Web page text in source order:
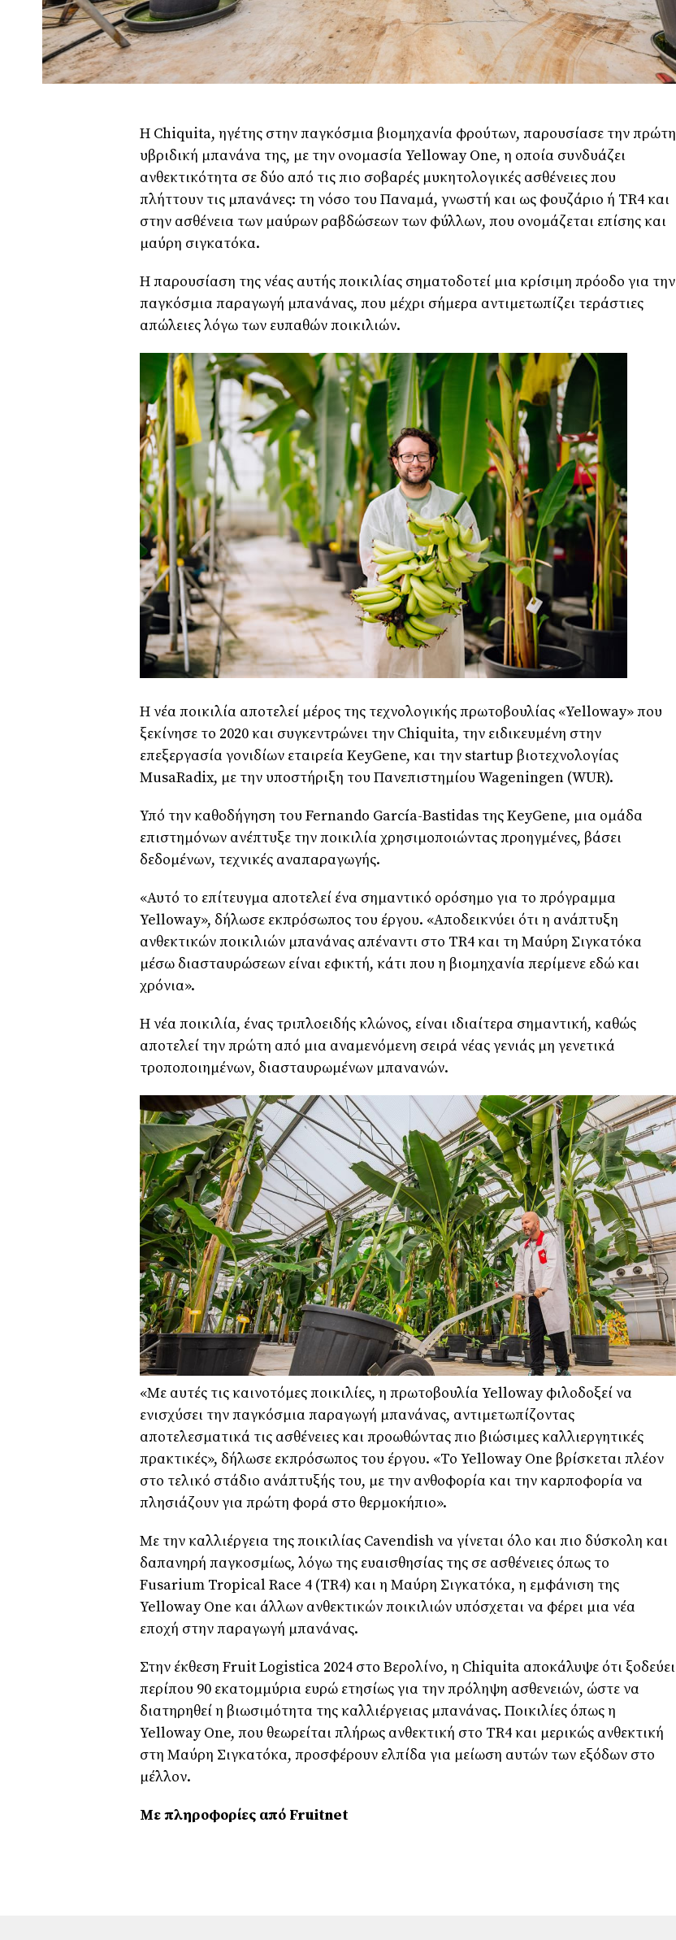
Η Chiquita, ηγέτης στην παγκόσμια βιομηχανία φρούτων, παρουσίασε την πρώτη
υβριδική μπανάνα της, με την ονομασία Yelloway One, η οποία συνδυάζει
ανθεκτικότητα σε δύο από τις πιο σοβαρές μυκητολογικές ασθένειες που
πλήττουν τις μπανάνες: τη νόσο του Παναμά, γνωστή και ως φουζάριο ή TR4 και
στην ασθένεια των μαύρων ραβδώσεων των φύλλων, που ονομάζεται επίσης και
μαύρη σιγκατόκα.
Η παρουσίαση της νέας αυτής ποικιλίας σηματοδοτεί μια κρίσιμη πρόοδο για την
παγκόσμια παραγωγή μπανάνας, που μέχρι σήμερα αντιμετωπίζει τεράστιες
απώλειες λόγω των ευπαθών ποικιλιών.
Η νέα ποικιλία αποτελεί μέρος της τεχνολογικής πρωτοβουλίας «Yelloway» που
ξεκίνησε το 2020 και συγκεντρώνει την Chiquita, την ειδικευμένη στην
επεξεργασία γονιδίων εταιρεία KeyGene, και την startup βιοτεχνολογίας
MusaRadix, με την υποστήριξη του Πανεπιστημίου Wageningen (WUR).
Υπό την καθοδήγηση του Fernando García-Bastidas της KeyGene, μια ομάδα
επιστημόνων ανέπτυξε την ποικιλία χρησιμοποιώντας προηγμένες, βάσει
δεδομένων, τεχνικές αναπαραγωγής.
«Αυτό το επίτευγμα αποτελεί ένα σημαντικό ορόσημο για το πρόγραμμα
Yelloway», δήλωσε εκπρόσωπος του έργου. «Αποδεικνύει ότι η ανάπτυξη
ανθεκτικών ποικιλιών μπανάνας απέναντι στο TR4 και τη Μαύρη Σιγκατόκα
μέσω διασταυρώσεων είναι εφικτή, κάτι που η βιομηχανία περίμενε εδώ και
χρόνια».
Η νέα ποικιλία, ένας τριπλοειδής κλώνος, είναι ιδιαίτερα σημαντική, καθώς
αποτελεί την πρώτη από μια αναμενόμενη σειρά νέας γενιάς μη γενετικά
τροποποιημένων, διασταυρωμένων μπανανών.
«Με αυτές τις καινοτόμες ποικιλίες, η πρωτοβουλία Yelloway φιλοδοξεί να
ενισχύσει την παγκόσμια παραγωγή μπανάνας, αντιμετωπίζοντας
αποτελεσματικά τις ασθένειες και προωθώντας πιο βιώσιμες καλλιεργητικές
πρακτικές», δήλωσε εκπρόσωπος του έργου. «Το Yelloway One βρίσκεται πλέον
στο τελικό στάδιο ανάπτυξής του, με την ανθοφορία και την καρποφορία να
πλησιάζουν για πρώτη φορά στο θερμοκήπιο».
Με την καλλιέργεια της ποικιλίας Cavendish να γίνεται όλο και πιο δύσκολη και
δαπανηρή παγκοσμίως, λόγω της ευαισθησίας της σε ασθένειες όπως το
Fusarium Tropical Race 4 (TR4) και η Μαύρη Σιγκατόκα, η εμφάνιση της
Yelloway One και άλλων ανθεκτικών ποικιλιών υπόσχεται να φέρει μια νέα
εποχή στην παραγωγή μπανάνας.
Στην έκθεση Fruit Logistica 2024 στο Βερολίνο, η Chiquita αποκάλυψε ότι ξοδεύει
περίπου 90 εκατομμύρια ευρώ ετησίως για την πρόληψη ασθενειών, ώστε να
διατηρηθεί η βιωσιμότητα της καλλιέργειας μπανάνας. Ποικιλίες όπως η
Yelloway One, που θεωρείται πλήρως ανθεκτική στο TR4 και μερικώς ανθεκτική
στη Μαύρη Σιγκατόκα, προσφέρουν ελπίδα για μείωση αυτών των εξόδων στο
μέλλον.
Με πληροφορίες από Fruitnet